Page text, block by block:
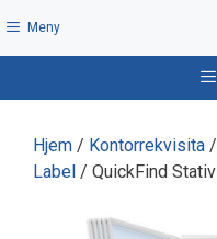
til
Meny
Hjem / Kontorrekvisita /
Label / QuickFind Stativ